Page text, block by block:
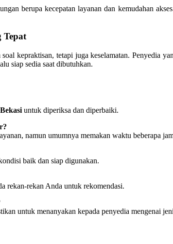
berupa kecepatan layanan dan kemudahan
Tepat
kepraktisan, tetapi juga keselamatan. Penyedia
siap sedia saat dibutuhkan.
untuk diperiksa dan diperbaiki.
namun umumnya memakan waktu beberapa
baik dan siap digunakan.
rekan-rekan Anda untuk rekomendasi.
untuk menanyakan kepada penyedia mengenai